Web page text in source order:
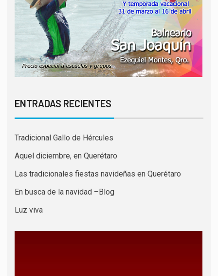
ENTRADAS RECIENTES
Tradicional Gallo de Hércules
Aquel diciembre, en Querétaro
Las tradicionales fiestas navideñas en Querétaro
En busca de la navidad –Blog
Luz viva